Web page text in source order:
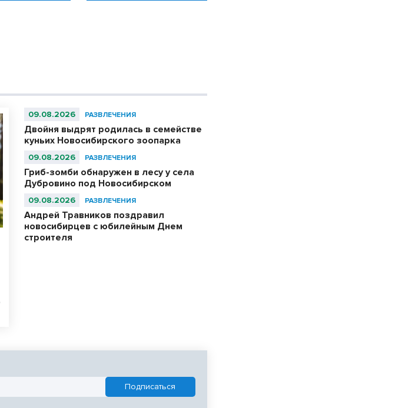
09.08.2026 РАЗВЛЕЧЕНИЯ
Двойня выдрят родилась в семействе
куньих Новосибирского зоопарка
09.08.2026 РАЗВЛЕЧЕНИЯ
Гриб-зомби обнаружен в лесу у села
Дубровино под Новосибирском
09.08.2026 РАЗВЛЕЧЕНИЯ
Андрей Травников поздравил
новосибирцев с юбилейным Днем
строителя